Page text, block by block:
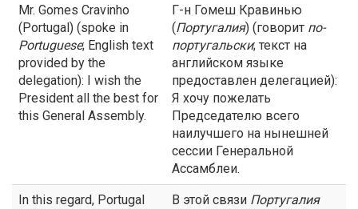
Mr. Gomes Cravinho
(Portugal) (spoke in
Portuguese; English text
provided by the
delegation): I wish the
President all the best for
this General Assembly.
Г-н Гомеш Кравинью
(Португалия) (говорит по-
португальски; текст на
английском языке
предоставлен делегацией):
Я хочу пожелать
Председателю всего
наилучшего на нынешней
сессии Генеральной
Ассамблеи.
In this regard, Portugal
В этой связи Португалия